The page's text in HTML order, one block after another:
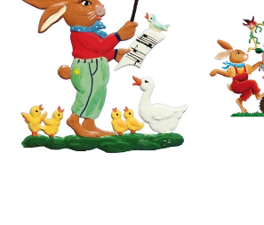
Zinnfigur
von
Wilhelm
Schweizer
von